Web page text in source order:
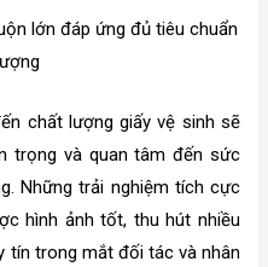
lớn đáp ứng đủ tiêu chuẩn
chất lượng giấy vệ sinh sẽ
trọng và quan tâm đến sức
Những trải nghiệm tích cực
hình ảnh tốt, thu hút nhiều
tín trong mắt đối tác và nhân